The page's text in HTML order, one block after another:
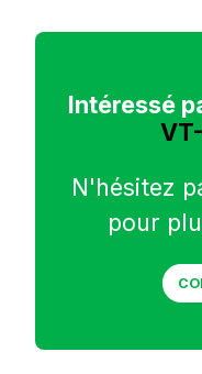
Intéressé
N'hésitez
pour